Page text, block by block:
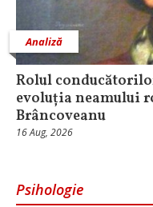
Analiză
Rolul
evoluția neamului
Brâncoveanu
16 Aug, 2026
Psihologie